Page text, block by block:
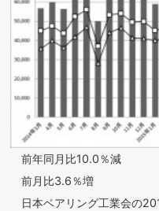
前年同月比10.0％減
前月比3.6％増
日本ベアリング工業会の